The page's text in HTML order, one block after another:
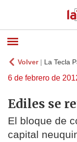
Volver| La Tecla
6 de febrero de
Ediles se
El bloque de
capital